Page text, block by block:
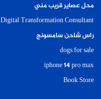
محل عصاير قريب مني
Digital Transformation Consultant
راس شاحن سامسونج
dogs for sale
iphone 14 pro max
Book Store